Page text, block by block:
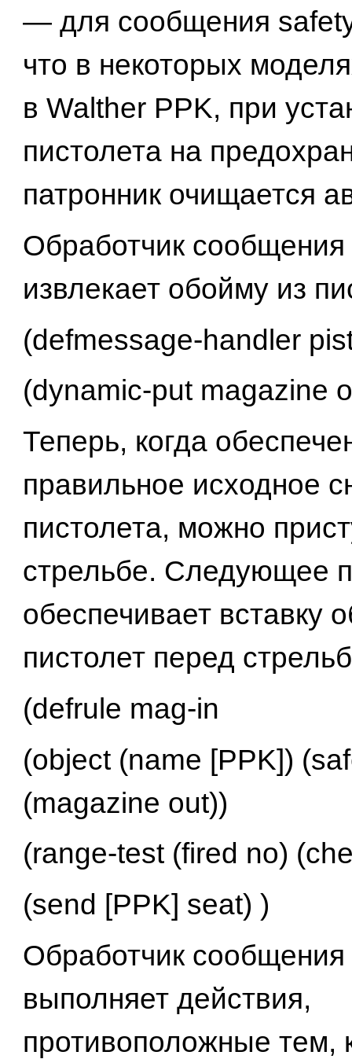
— для сообщения
что в некоторых
в Walther PPK, при
пистолета на
патронник очищается
Обработчик сообщения
извлекает обойму из
(defmessage-handler
(dynamic-put magazine
Теперь, когда
правильное исходное
пистолета, можно
стрельбе. Следующее
обеспечивает вставку
пистолет перед
(defrule mag-in
(object (name [PPK])
(magazine out))
(range-test (fired no)
(send [PPK] seat) )
Обработчик сообщения
выполняет действия,
противоположные тем,